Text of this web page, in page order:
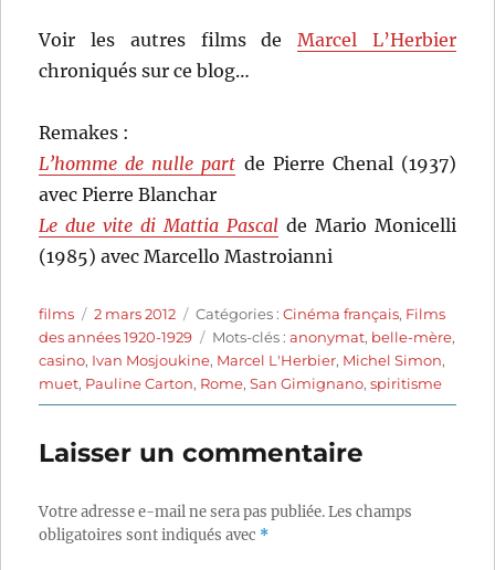
Voir les autres films de Marcel L’Herbier
chroniqués sur ce blog…
Remakes :
L’homme de nulle part de Pierre Chenal (1937)
avec Pierre Blanchar
Le due vite di Mattia Pascalde Mario Monicelli
(1985) avec Marcello Mastroianni
Auteur
films
Publié
le
2 mars 2012 Catégories
Catégories :Cinéma français, Films
des années 1920-1929
Étiquettes
Mots-clés :anonymat, belle-mère,
casino, Ivan Mosjoukine, Marcel L'Herbier, Michel Simon,
muet, Pauline Carton, Rome,San Gimignano,spiritisme
Laisser un commentaire
Votre adresse e-mail ne sera pas publiée.Les champs
obligatoires sont indiqués avec *